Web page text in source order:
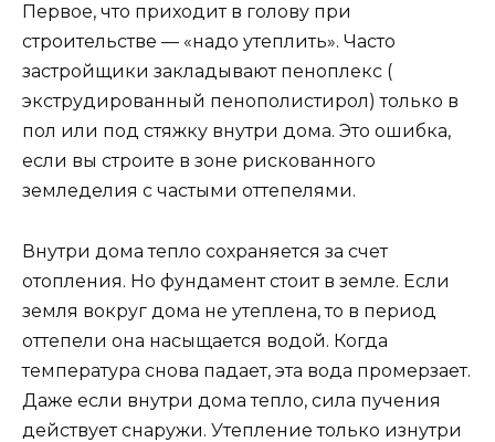
Первое, что приходит в голову при
строительстве — «надо утеплить». Часто
застройщики закладывают пеноплекс (
экструдированный пенополистирол) только в
пол или под стяжку внутри дома. Это ошибка,
если вы строите в зоне рискованного
земледелия с частыми оттепелями.
Внутри дома тепло сохраняется за счет
отопления. Но фундамент стоит в земле. Если
земля вокруг дома не утеплена, то в период
оттепели она насыщается водой. Когда
температура снова падает, эта вода промерзает.
Даже если внутри дома тепло, сила пучения
действует снаружи. Утепление только изнутри